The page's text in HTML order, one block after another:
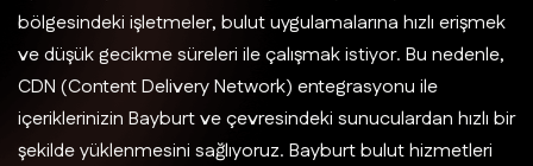
bölgesindeki işletmeler, bulut uygulamalarına hızlı erişmek
ve düşük gecikme süreleri ile çalışmak istiyor. Bu nedenle,
CDN (Content Delivery Network) entegrasyonu ile
içeriklerinizin Bayburt ve çevresindeki sunuculardan hızlı bir
şekilde yüklenmesini sağlıyoruz. Bayburt bulut hizmetleri